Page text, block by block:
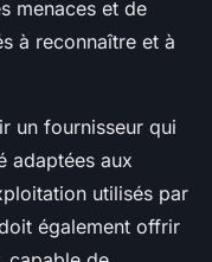
menaces et de
à reconnaître et à
un fournisseur qui
adaptées aux
utilisés par
également offrir